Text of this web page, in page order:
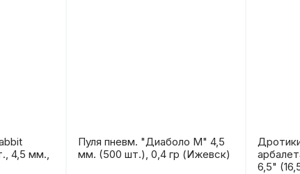
(0,56 гр.) (200 шт.)
Magnum II", для винт., 4,5 мм., 15,74 гран.
4,5 мм.,
Пуля пневм. "Диаболо М" 4,5 мм. (500
Пуля пневм. "Диаболо М" 4,5
мм. (500 шт.), 0,4 гр (Ижевск)
6,5"